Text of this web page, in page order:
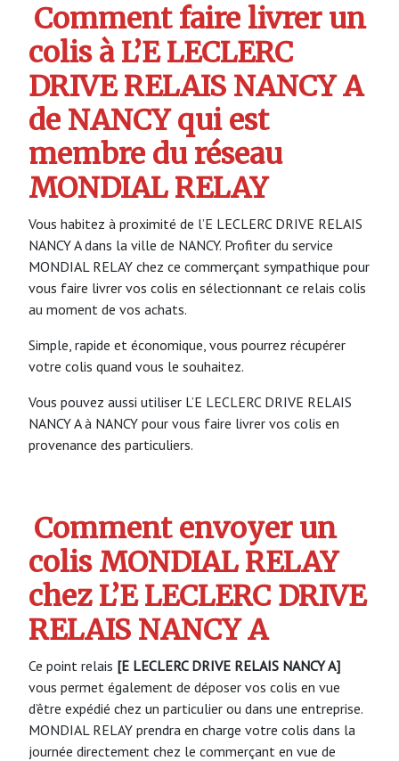
Comment faire livrer un
colis à L’E LECLERC
DRIVE RELAIS NANCY A
de NANCY qui est
membre du réseau
MONDIAL RELAY
Vous habitez à proximité de l’E LECLERC DRIVE RELAIS
NANCY A dans la ville de NANCY. Profiter du service
MONDIAL RELAY chez ce commerçant sympathique pour
vous faire livrer vos colis en sélectionnant ce relais colis
au moment de vos achats.
Simple, rapide et économique, vous pourrez récupérer
votre colis quand vous le souhaitez.
Vous pouvez aussi utiliser L’E LECLERC DRIVE RELAIS
NANCY A à NANCY pour vous faire livrer vos colis en
provenance des particuliers.
Comment envoyer un
colis MONDIAL RELAY
chez L’E LECLERC DRIVE
RELAIS NANCY A
Ce point relais [E LECLERC DRIVE RELAIS NANCY A]
vous permet également de déposer vos colis en vue
d’être expédié chez un particulier ou dans une entreprise.
MONDIAL RELAY prendra en charge votre colis dans la
journée directement chez le commerçant en vue de